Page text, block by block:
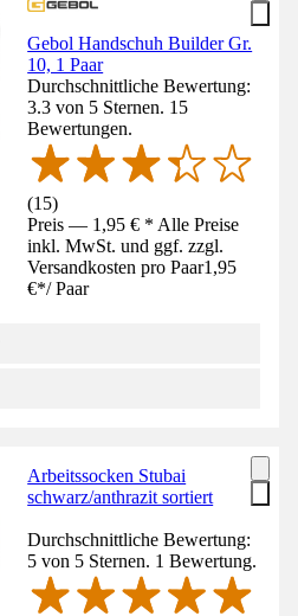
Gebol Handschuh Builder Gr.
10, 1 Paar
Durchschnittliche Bewertung:
3.3 von 5 Sternen. 15
Bewertungen.
(15)
Preis — 1,95 € * Alle Preise
inkl. MwSt. und ggf. zzgl.
Versandkosten pro Paar1,95
€*/ Paar
Arbeitssocken Stubai
schwarz/anthrazit sortiert
Durchschnittliche Bewertung:
5 von 5 Sternen. 1 Bewertung.